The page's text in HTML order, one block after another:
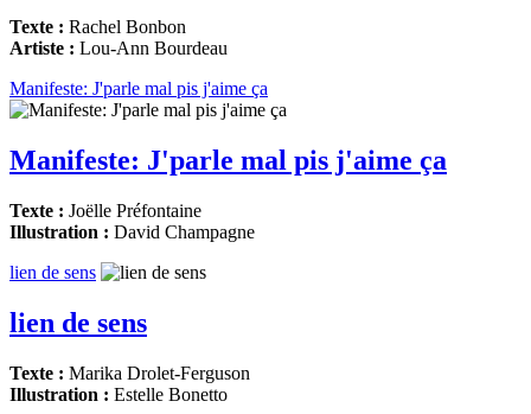
Texte : Rachel Bonbon
Artiste : Lou-Ann Bourdeau
Manifeste: J'parle mal pis j'aime ça
Manifeste: J'parle mal pis j'aime ça
Texte : Joëlle Préfontaine
Illustration : David Champagne
lien de sens
lien de sens
Texte : Marika Drolet-Ferguson
Illustration : Estelle Bonetto